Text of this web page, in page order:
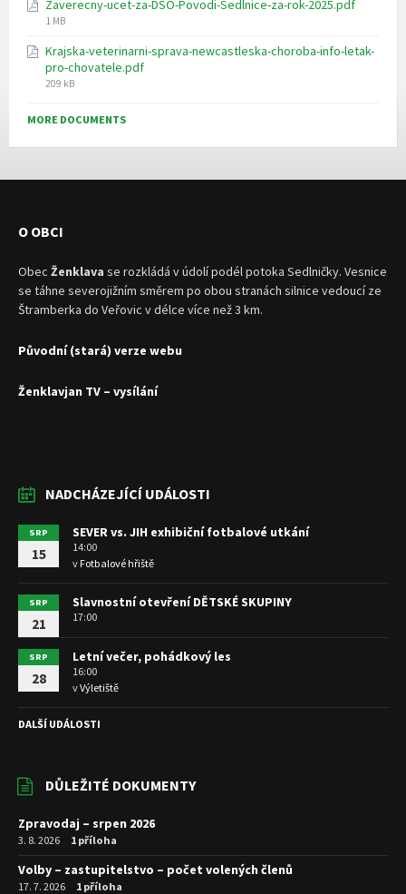
Zaverecny-ucet-za-DSO-Povodi-Sedlnice-za-rok-2025.pdf
File
1 MB
Krajska-veterinarni-sprava-newcastleska-choroba-info-letak-
pro-chovatele.pdf
File
209 kB
MORE DOCUMENTS
O OBCI
Obec Ženklava se rozkládá v údolí podél potoka Sedlničky. Vesnice
se táhne severojižním směrem po obou stranách silnice vedoucí ze
Štramberka do Veřovic v délce více než 3 km.
Původní (stará) verze webu
Ženklavjan TV – vysílání
NADCHÁZEJÍCÍ UDÁLOSTI
SRP
15
SEVER vs. JIH exhibiční fotbalové utkání
14:00
vFotbalové hřiště
SRP
21
Slavnostní otevření DĚTSKÉ SKUPINY
17:00
SRP
28
Letní večer, pohádkový les
16:00
vVýletiště
DALŠÍ UDÁLOSTI
DŮLEŽITÉ DOKUMENTY
Zpravodaj – srpen 2026
3. 8. 2026 1 příloha
Volby – zastupitelstvo – počet volených členů
17. 7. 2026 1 příloha